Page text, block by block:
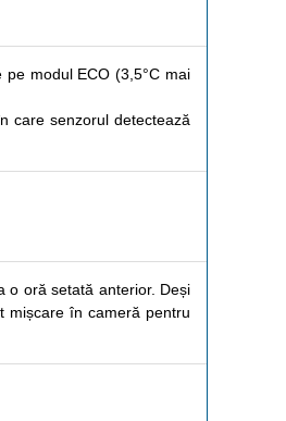
modul ECO (3,5°C mai
care senzorul detectează
o oră setată anterior. Deși
mișcare în cameră pentru